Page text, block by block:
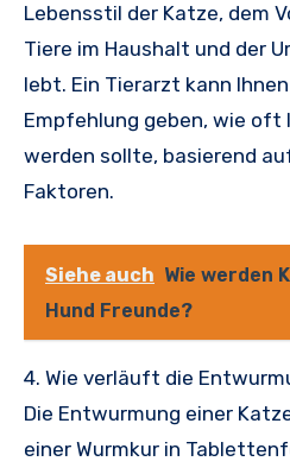
Lebensstil der Katze, dem
Tiere im Haushalt und der
lebt. Ein Tierarzt kann
Empfehlung geben, wie
werden sollte, basierend
Faktoren.
Siehe auch Wie werden
Hund Freunde?
4. Wie verläuft die
Die Entwurmung einer
einer Wurmkur in